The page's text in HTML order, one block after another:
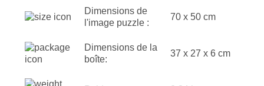
Dimensions de
l'image puzzle :
70 x 50 cm
Dimensions de la
boîte:
37 x 27 x 6 cm